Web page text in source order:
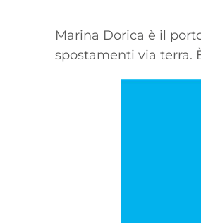
Marina Dorica è il
spostamenti via terra.